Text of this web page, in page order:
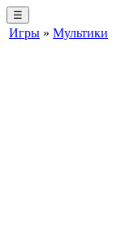
☰
Игры » Мультики